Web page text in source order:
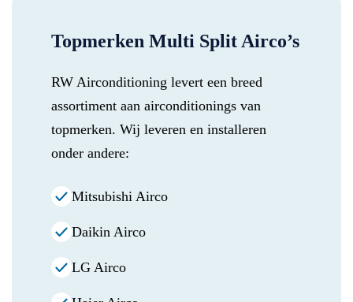
Topmerken Multi Split Airco’s
RW Airconditioning levert een breed
assortiment aan airconditionings van
topmerken. Wij leveren en installeren
onder andere:
Mitsubishi Airco
Daikin Airco
LG Airco